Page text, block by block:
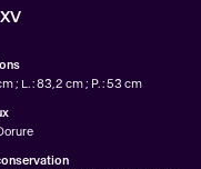
; L. : 83,2 cm ; P. : 53 cm